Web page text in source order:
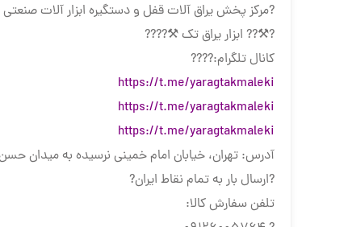
?️مرکز پخش یراق آلات قفل و دستگیره ابزار آلات صنعتی و
?⚒?? ابزار یراق تک ⚒????
کانال تلگرام:????
https://t.me/yaragtakmaleki
https://t.me/yaragtakmaleki
https://t.me/yaragtakmaleki
آدرس: تهران، خیابان امام خمینی نرسیده به میدان حسن
?ارسال بار به تمام نقاط ایران?
تلفن سفارش کالا: